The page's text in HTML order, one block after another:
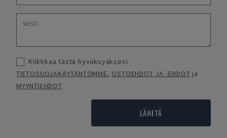
Klikkkaa tästä hyväksyäksesi
TIETOSUOJAKÄYTÄNTÖMME, OSTOEHDOT JA -EHDOT ja
MYYNTIEHDOT
LÄHETÄ